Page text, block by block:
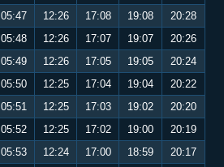
05:47 12:26 17:08 19:08
20:28
05:48 12:26 17:07 19:07
20:26
05:49 12:26 17:05 19:05
20:24
05:50 12:25 17:04 19:04
20:22
05:51 12:25 17:03 19:02
20:20
05:52 12:25 17:02 19:00
20:19
05:53 12:24 17:00 18:59
20:17